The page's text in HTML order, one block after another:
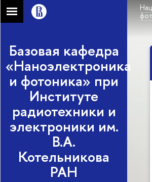
Базовая кафедра
«Наноэлектроника
и фотоника» при
Институте
радиотехники и
электроники им.
В.А.
Котельникова
РАН